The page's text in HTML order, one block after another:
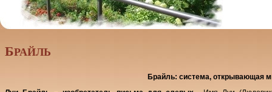
БРАЙЛЬ
Брайль: система, открывающая